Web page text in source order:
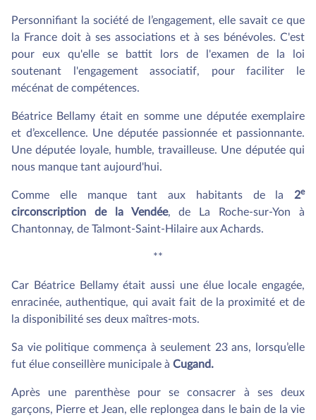
Personnifiant la société de l’engagement, elle savait ce que
la France doit à ses associations et à ses bénévoles. C'est
pour eux qu'elle se battit lors de l'examen de la loi
soutenant l'engagement associatif, pour faciliter le
mécénat de compétences.
Béatrice Bellamy était en somme une députée exemplaire
et d’excellence. Une députée passionnée et passionnante.
Une députée loyale, humble, travailleuse. Une députée qui
nous manque tant aujourd'hui.
Comme elle manque tant aux habitants de la 2e
circonscription de la Vendée, de La Roche-sur-Yon à
Chantonnay, de Talmont-Saint-Hilaire aux Achards.
**
Car Béatrice Bellamy était aussi une élue locale engagée,
enracinée, authentique, qui avait fait de la proximité et de
la disponibilité ses deux maîtres-mots.
Sa vie politique commença à seulement 23 ans, lorsqu’elle
fut élue conseillère municipale à Cugand.
Après une parenthèse pour se consacrer à ses deux
garçons, Pierre et Jean, elle replongea dans le bain de la vie